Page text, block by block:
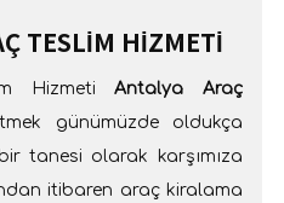
TESLIM HIZMETI
HizmetiAntalya Araç
günümüzde oldukça
tanesi olarak karşımıza
itibaren araç kiralama